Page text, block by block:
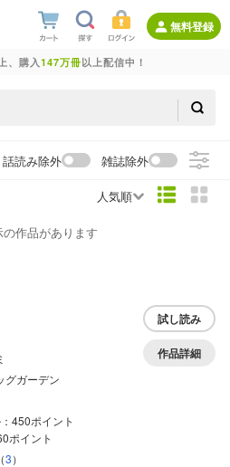
無料登録
、購入147万冊以上配信中！
話読み除外 雑誌除外
人気順
作品があります
グガーデン
450ポイント
ポイント
（3）
試し読み
作品詳細